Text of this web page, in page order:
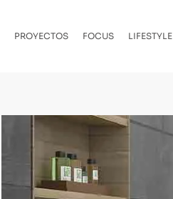
PROYECTOS FOCUS LIFESTYLE